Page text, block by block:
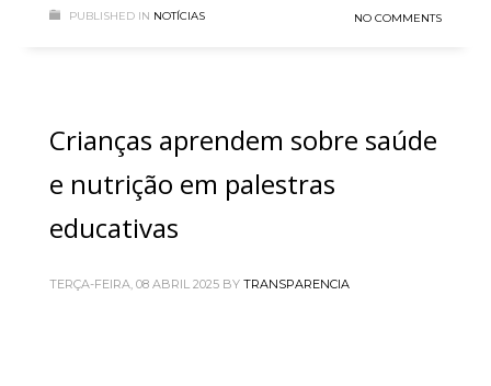
PUBLISHED IN NOTÍCIAS NO COMMENTS
Crianças aprendem sobre saúde
e nutrição em palestras
educativas
TERÇA-FEIRA, 08 ABRIL 2025 BY TRANSPARENCIA